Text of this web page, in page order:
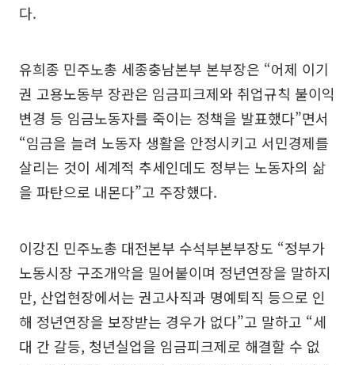
다.
유희종 민주노총 세종충남본부 본부장은 “어제 이기
권 고용노동부 장관은 임금피크제와 취업규칙 불이익
변경 등 임금노동자를 죽이는 정책을 발표했다”면서
“임금을 늘려 노동자 생활을 안정시키고 서민경제를
살리는 것이 세계적 추세인데도 정부는 노동자의 삶
을 파탄으로 내몬다”고 주장했다.
이강진 민주노총 대전본부 수석부본부장도 “정부가
노동시장 구조개악을 밀어붙이며 정년연장을 말하지
만, 산업현장에서는 권고사직과 명예퇴직 등으로 인
해 정년연장을 보장받는 경우가 없다”고 말하고 “세
대 간 갈등, 청년실업을 임금피크제로 해결할 수 없